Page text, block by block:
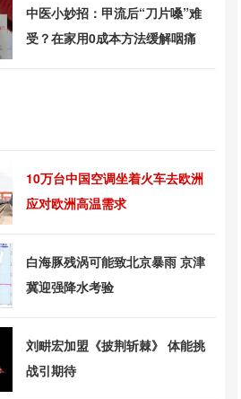
中医小妙招：甲流后“刀片嗓”难
受？在家用0成本方法缓解咽痛
10万台中国空调坐着火车去欧洲
应对欧洲高温需求
白海豚残涡可能致北京暴雨 京津
冀迎强降水考验
刘畊宏加盟《披荆斩棘》 体能挑
战引期待